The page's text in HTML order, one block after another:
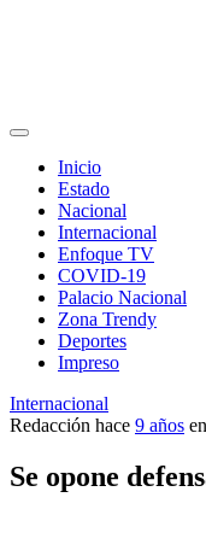
Inicio
Estado
Nacional
Internacional
Enfoque TV
COVID-19
Palacio Nacional
Zona Trendy
Deportes
Impreso
Internacional
Redacción hace 9 años
Se opone